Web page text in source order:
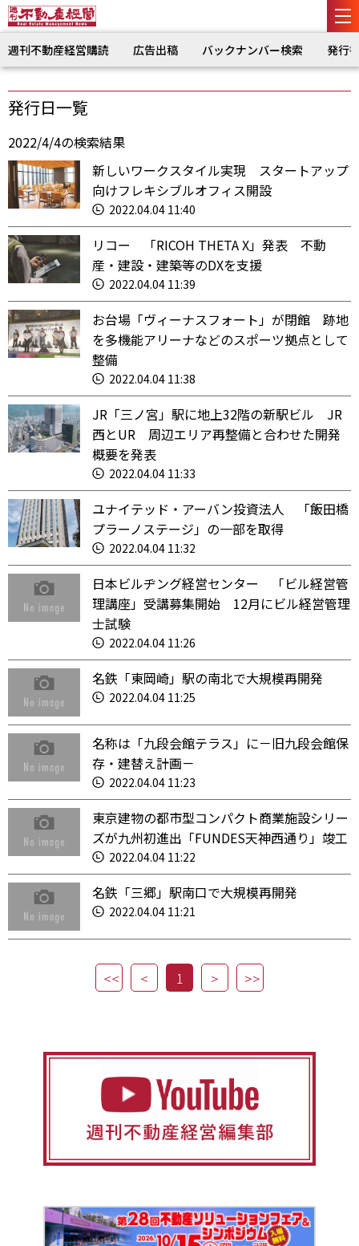
週刊不動産経営購読 広告出稿 バックナンバー検索 発行
発行日一覧
2022/4/4の検索結果
新しいワークスタイル実現 スタートアップ
向けフレキシブルオフィス開設
2022.04.04 11:40
リコー 「RICOH THETA X」発表 不動
産・建設・建築等のDXを支援
2022.04.04 11:39
お台場「ヴィーナスフォート」が閉館 跡地
を多機能アリーナなどのスポーツ拠点として
整備
2022.04.04 11:38
JR「三ノ宮」駅に地上32階の新駅ビル JR
西とUR 周辺エリア再整備と合わせた開発
概要を発表
2022.04.04 11:33
ユナイテッド・アーバン投資法人 「飯田橋
プラーノステージ」の一部を取得
2022.04.04 11:32
日本ビルヂング経営センター 「ビル経営管
理講座」受講募集開始 12月にビル経営管理
士試験
2022.04.04 11:26
名鉄「東岡崎」駅の南北で大規模再開発
2022.04.04 11:25
名称は「九段会館テラス」に－旧九段会館保
存・建替え計画－
2022.04.04 11:23
東京建物の都市型コンパクト商業施設シリー
ズが九州初進出「FUNDES天神西通り」竣工
2022.04.04 11:22
名鉄「三郷」駅南口で大規模再開発
2022.04.04 11:21
1